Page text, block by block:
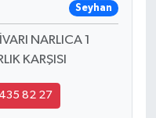
Seyhan
NARLICA 1
KARŞISI
82 27